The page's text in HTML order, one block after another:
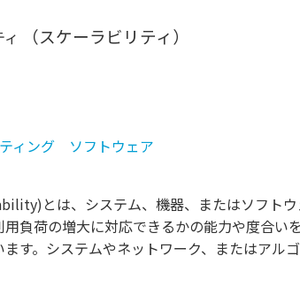
（スケーラビリティ）
ィング
ソフトウェア
とは、システム、機器、またはソフトウ
用負荷の増大に対応できるかの能力や度合い
す。システムやネットワーク、またはアル